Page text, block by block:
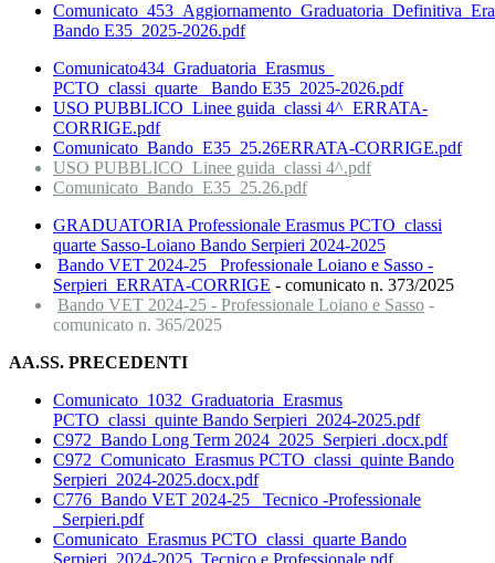
Bando E35_2025-2026.pdf
Comunicato434_Graduatoria_Erasmus_
PCTO_classi_quarte_ Bando E35_2025-2026.pdf
USO PUBBLICO_Linee guida_classi 4^_ERRATA-
CORRIGE.pdf
Comunicato_Bando_E35_25.26ERRATA-CORRIGE.pdf
USO PUBBLICO_Linee guida_classi 4^.pdf
Comunicato_Bando_E35_25.26.pdf
GRADUATORIA Professionale Erasmus PCTO_classi
quarte Sasso-Loiano Bando Serpieri 2024-2025
Bando VET 2024-25_ Professionale Loiano e Sasso -
Serpieri_ERRATA-CORRIGE - comunicato n. 373/2025
Bando VET 2024-25 - Professionale Loiano e Sasso -
comunicato n. 365/2025
AA.SS. PRECEDENTI
Comunicato_1032_Graduatoria_Erasmus
PCTO_classi_quinte Bando Serpieri_2024-2025.pdf
C972_Bando Long Term 2024_2025_Serpieri .docx.pdf
C972_Comunicato_Erasmus PCTO_classi_quinte Bando
Serpieri_2024-2025.docx.pdf
C776_Bando VET 2024-25_ Tecnico -Professionale
_Serpieri.pdf
Comunicato_Erasmus PCTO_classi_quarte Bando